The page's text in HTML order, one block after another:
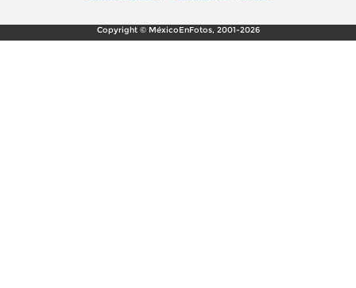
Copyright © MéxicoEnFotos, 2001-2026